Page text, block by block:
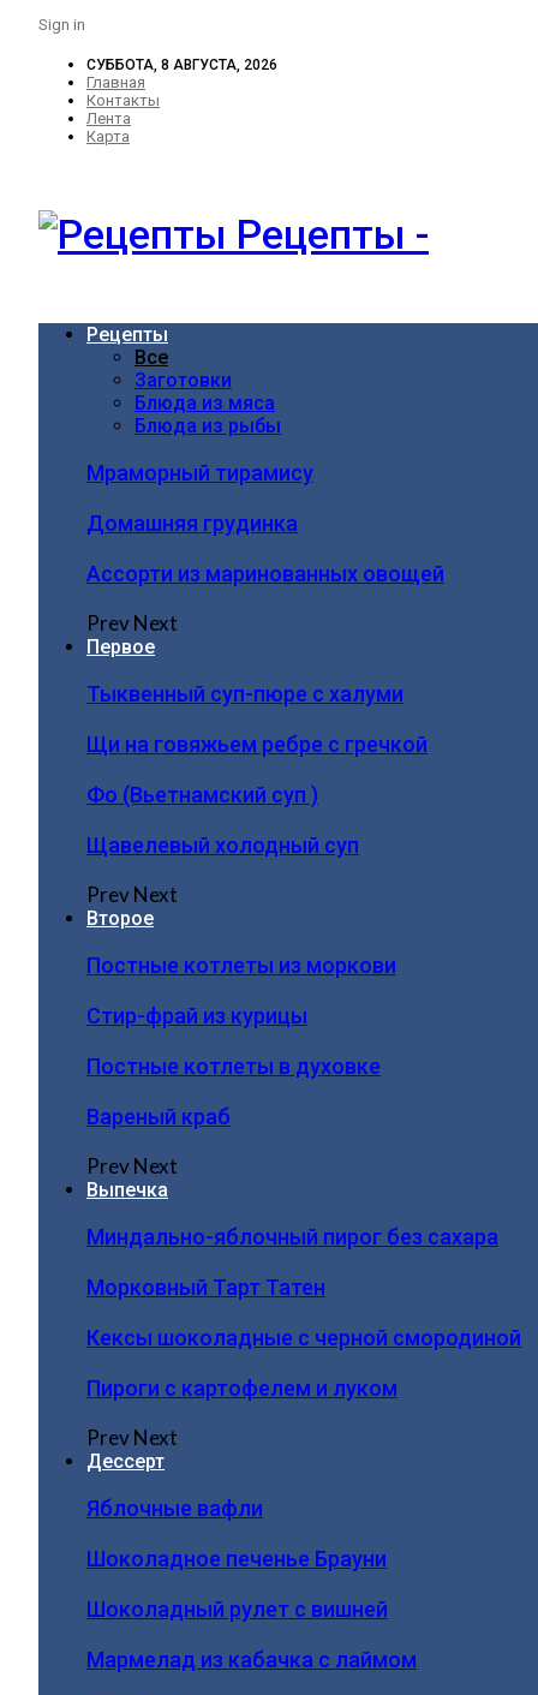
Sign in
СУББОТА, 8 АВГУСТА, 2026
Главная
Контакты
Лента
Карта
Рецепты -
Рецепты
Все
Заготовки
Блюда из мяса
Блюда из рыбы
Мраморный тирамису
Домашняя грудинка
Ассорти из маринованных овощей
PrevNext
Первое
Тыквенный суп-пюре с халуми
Щи на говяжьем ребре с гречкой
Фо (Вьетнамский суп )
Щавелевый холодный суп
PrevNext
Второе
Постные котлеты из моркови
Стир-фрай из курицы
Постные котлеты в духовке
Вареный краб
PrevNext
Выпечка
Миндально-яблочный пирог без сахара
Морковный Тарт Татен
Кексы шоколадные с черной смородиной
Пироги c картофелем и луком
PrevNext
Дессерт
Яблочные вафли
Шоколадное печенье Брауни
Шоколадный рулет с вишней
Мармелад из кабачка с лаймом